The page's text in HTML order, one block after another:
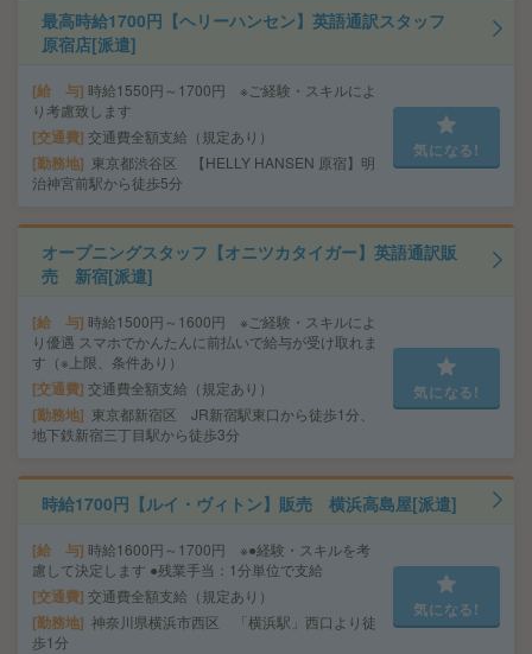
最高時給1700円【ヘリーハンセン】英語通訳スタッフ
原宿店[派遣]
給 与 時給1550円～1700円 ※ご経験・スキルによ
り考慮致します
交通費 交通費全額支給（規定あり）
勤務地
東京都渋谷区 【HELLY HANSEN 原宿】明
治神宮前駅から徒歩5分
気になる!
オープニングスタッフ【オニツカタイガー】英語通訳販
売 新宿[派遣]
給 与 時給1500円～1600円 ※ご経験・スキルによ
り優遇 スマホでかんたんに前払いで給与が受け取れま
す（※上限、条件あり）
交通費 交通費全額支給（規定あり）
勤務地
東京都新宿区 JR新宿駅東口から徒歩1分、
地下鉄新宿三丁目駅から徒歩3分
気になる!
時給1700円【ルイ・ヴィトン】販売 横浜高島屋[派遣]
給 与 時給1600円～1700円 ※●経験・スキルを考
慮して決定します ●残業手当：1分単位で支給
交通費 交通費全額支給（規定あり）
勤務地 神奈川県横浜市西区 「横浜駅」西口より徒
歩1分
気になる!